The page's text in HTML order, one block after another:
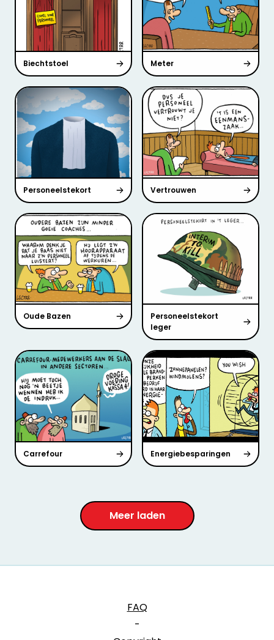
Biechtstoel Meter
Personeelstekort Vertrouwen
Oude Bazen
Personeelstekort
leger
Carrefour Energiebesparingen
Meer laden
FAQ
-